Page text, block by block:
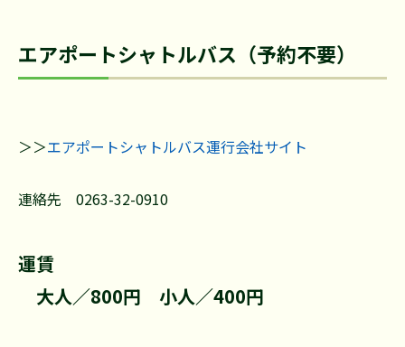
エアポートシャトルバス（予約不要）
＞＞エアポートシャトルバス運行会社サイト
連絡先 0263-32-0910
運賃
大人／800円 小人／400円